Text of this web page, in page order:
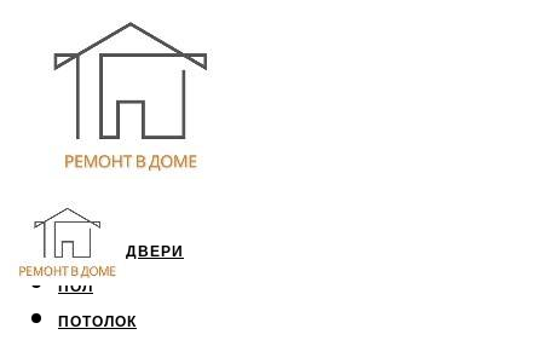
ОКНА И ДВЕРИ
ПОЛ
ПОТОЛОК